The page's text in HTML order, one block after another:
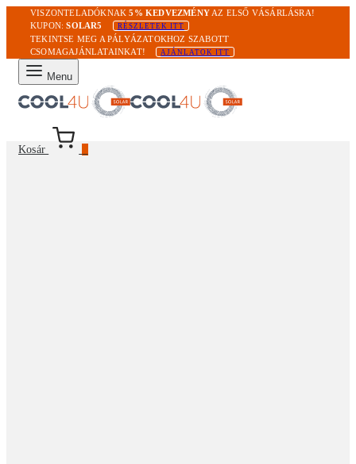
VISZONTELADÓKNAK5% KEDVEZMÉNY AZ ELSŐ VÁSÁRLÁSRA!
KUPON:SOLAR5 RÉSZLETEK ITT
TEKINTSE MEG A PÁLYÁZATOKHOZ SZABOTT
CSOMAGAJÁNLATAINKAT!
AJÁNLATOK ITT
Menu
Kosár